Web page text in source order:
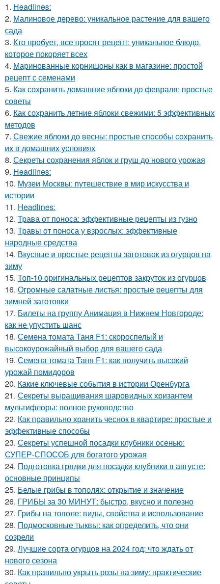
1. Headlines:
2. Малиновое дерево: уникальное растение для вашего
сада
3. Кто пробует, все просят рецепт: уникальное блюдо,
которое покоряет всех
4. Маринованные корнишоны как в магазине: простой
рецепт с семенами
5. Как сохранить домашние яблоки до февраля: простые
советы
6. Как сохранить летние яблоки свежими: 5 эффективных
методов
7. Свежие яблоки до весны: простые способы сохранить
их в домашних условиях
8. Секреты сохранения яблок и груш до нового урожая
9. Headlines:
10. Музеи Москвы: путешествие в мир искусства и
истории
11. Headlines:
12. Трава от поноса: эффективные рецепты из гузно
13. Травы от поноса у взрослых: эффективные
народные средства
14. Вкусные и простые рецепты заготовок из огурцов на
зиму
15. Топ-10 оригинальных рецептов закруток из огурцов
16. Огромные салатные листья: простые рецепты для
зимней заготовки
17. Билеты на группу Анимация в Нижнем Новгороде:
как не упустить шанс
18. Семена томата Таня F1: скороспелый и
высокоурожайный выбор для вашего сада
19. Семена томата Таня F1: как получить высокий
урожай помидоров
20. Какие ключевые события в истории Оренбурга
21. Секреты выращивания шаровидных хризантем
мультифлоры: полное руководство
22. Как правильно хранить чеснок в квартире: простые и
эффективные способы
23. Секреты успешной посадки клубники осенью:
СУПЕР-СПОСОБ для богатого урожая
24. Подготовка грядки для посадки клубники в августе:
основные принципы
25. Белые грибы в тополях: открытие и значение
26. ГРИБЫ за 30 МИНУТ: быстро, вкусно и полезно
27. Грибы на тополе: виды, свойства и использование
28. Подмосковные тыквы: как определить, что они
созрели
29. Лучшие сорта огурцов на 2024 год: что ждать от
нового сезона
30. Как правильно укрыть розы на зиму: практические